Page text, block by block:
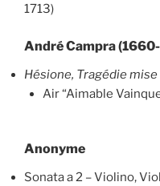
1713)
André Campra
Hésione, Tragédie
Air “Aimable
Anonyme
Sonata a 2 – Violino,